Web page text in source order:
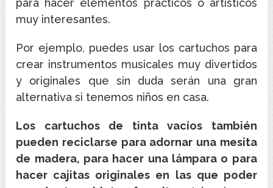
para hacer elementos prácticos o artísticos
muy interesantes.
Por ejemplo, puedes usar los cartuchos para
crear instrumentos musicales muy divertidos
y originales que sin duda serán una gran
alternativa si tenemos niños en casa.
Los cartuchos de tinta vacíos también
pueden reciclarse para adornar una mesita
de madera, para hacer una lámpara o para
hacer cajitas originales en las que poder